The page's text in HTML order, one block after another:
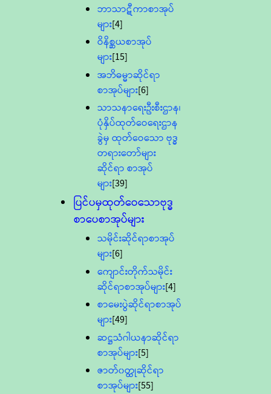
ဘာသာဋီကာစာအုပ်
များ[4]
ဝိနိစ္ဆယစာအုပ်
များ[15]
အဘိဓမ္မာဆိုင်ရာ
စာအုပ်များ[6]
သာသနာရေးဦးစီးဌာန၊
ပုံနှိပ်ထုတ်ဝေရေးဌာန
ခွဲမှ ထုတ်ဝေသော ဗုဒ္ဓ
တရားတော်များ
ဆိုင်ရာ စာအုပ်
များ[39]
ပြင်ပမှထုတ်ဝေသောဗုဒ္ဓ
စာပေစာအုပ်များ
သမိုင်းဆိုင်ရာစာအုပ်
များ[6]
ကျောင်းတိုက်သမိုင်း
ဆိုင်ရာစာအုပ်များ[4]
စာမေးပွဲဆိုင်ရာစာအုပ်
များ[49]
ဆဋ္ဌသံဂါယနာဆိုင်ရာ
စာအုပ်များ[5]
ဇာတ်၀တ္ထုဆိုင်ရာ
စာအုပ်များ[55]